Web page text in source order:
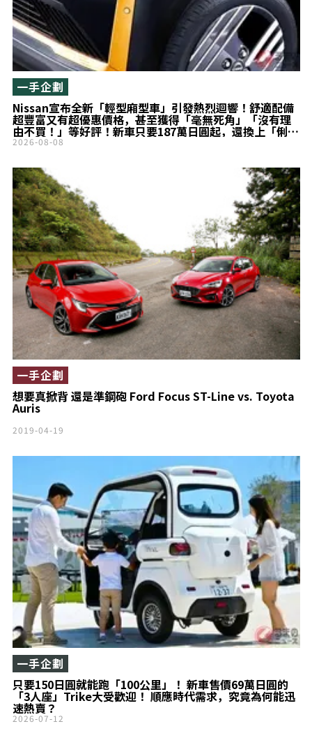
Nissan宣布全新「輕型廂型車」引發熱烈迴響！舒適配備
超豐富又有超優惠價格，甚至獲得「毫無死角」「沒有理
由不買！」等好評！新車只要187萬日圓起，還換上「俐落
車頭」的全新Sakura小改款車型，在實際銷售現場的「真
一手企劃
2026-08-08
想要真掀背 還是準鋼砲 Ford Focus ST-Line vs. Toyota
Auris
一手企劃
2019-04-19
只要150日圓就能跑「100公里」！ 新車售價69萬日圓的
「3人座」Trike大受歡迎！ 順應時代需求，究竟為何能迅
速熱賣？
一手企劃
2026-07-12